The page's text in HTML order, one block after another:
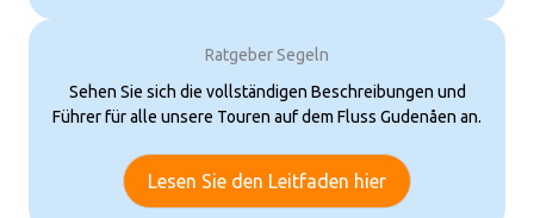
Ratgeber Segeln
Sehen Sie sich die vollständigen Beschreibungen und
Führer für alle unsere Touren auf dem Fluss Gudenåen an.
Lesen Sie den Leitfaden hier